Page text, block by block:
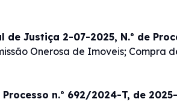
Justiça 2-07-2025, N.º de
Onerosa de Imoveis; Compra
n.º 692/2024-T, de